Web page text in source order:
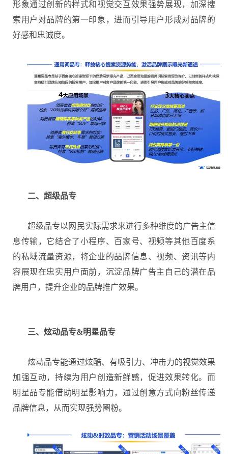
形象通过创新的样式和视觉交互效果强势展现，加深搜
索用户对品牌的第一印象，进而引导用户形成对品牌的
好感和忠诚度。
二、超级品专
超级品专以网民实际需求来进行多种维度的广告主信
息传输，它结合了小程序、百家号、视频等其他百度系
的私域流量资源，将企业的品牌信息、视频、资讯等内
容展现在忠实用户面前，沉淀品牌广告主自己的潜在品
牌用户，提升企业的品牌推广效果。
三、炫动品专&明星品专
炫动品专能通过炫酷、有吸引力、冲击力的视觉效果
加强互动，持续为用户创造新鲜感，促进效果转化。而
明星品专能借助明星影响力，通过创意方式向粉丝传递
品牌信息，从而实现强势圈粉。